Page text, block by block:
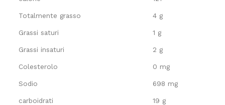
Totalmente grasso 4 g
Grassi saturi 1 g
Grassi insaturi 2 g
Colesterolo 0 mg
Sodio 698 mg
carboidrati 19 g